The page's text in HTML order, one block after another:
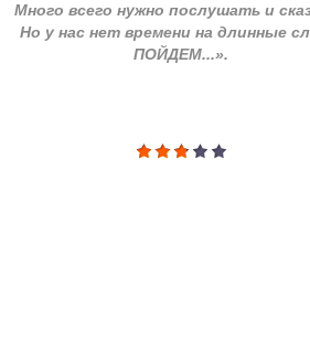
Много всего нужно послушать и
Но у нас нет времени на длинные
ПОЙДЕМ...».